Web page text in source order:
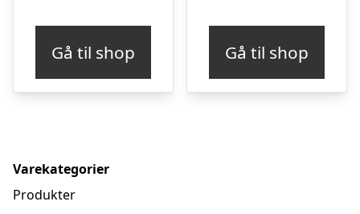
Gå til shop Gå til shop
Varekategorier
Produkter